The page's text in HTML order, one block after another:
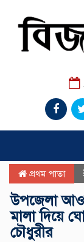
প্রথম পাতা
উপজেলা
মালা দিয়ে
চৌধুরীর